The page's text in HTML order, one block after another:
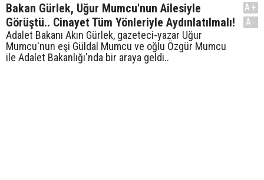
Bakan Gürlek, Uğur Mumcu'nun Ailesiyle
Görüştü.. Cinayet Tüm Yönleriyle Aydınlatılmalı!
Adalet Bakanı Akın Gürlek, gazeteci-yazar Uğur
Mumcu'nun eşi Güldal Mumcu ve oğlu Özgür Mumcu
ile Adalet Bakanlığı'nda bir araya geldi..
A+
A-